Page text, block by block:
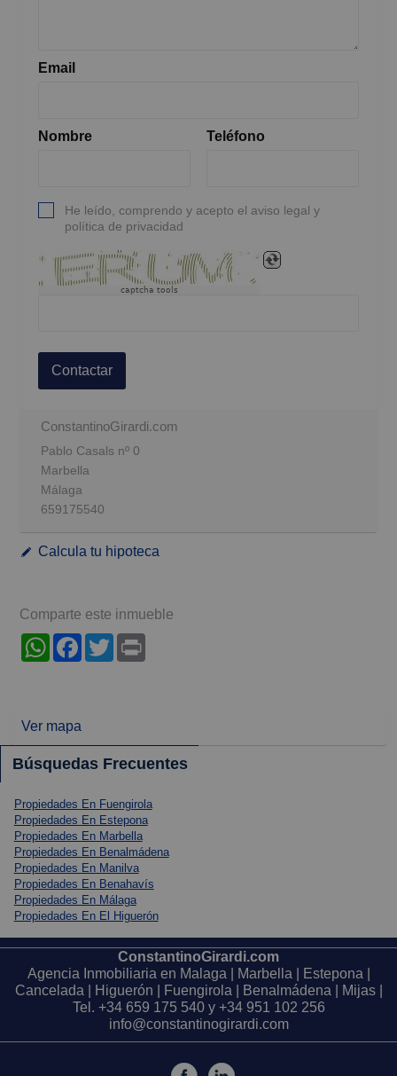
Email
Nombre Teléfono
He leído, comprendo y acepto el aviso legal y
política de privacidad
captcha tools
Contactar
ConstantinoGirardi.com
Pablo Casals nº 0
Marbella
Málaga
659175540
Calcula tu hipoteca
Comparte este inmueble
WhatsAppFacebook
Twitter
Ver mapa
Búsquedas Frecuentes
Propiedades En Fuengirola
Propiedades En Estepona
Propiedades En Marbella
Propiedades En Benalmádena
Propiedades En Manilva
Propiedades En Benahavís
Propiedades En Málaga
Propiedades En El Higuerón
ConstantinoGirardi.com
Agencia Inmobiliaria en Malaga | Marbella | Estepona |
Cancelada | Higuerón | Fuengirola | Benalmádena | Mijas |
Tel. +34 659 175 540y +34 951 102 256
info@constantinogirardi.com